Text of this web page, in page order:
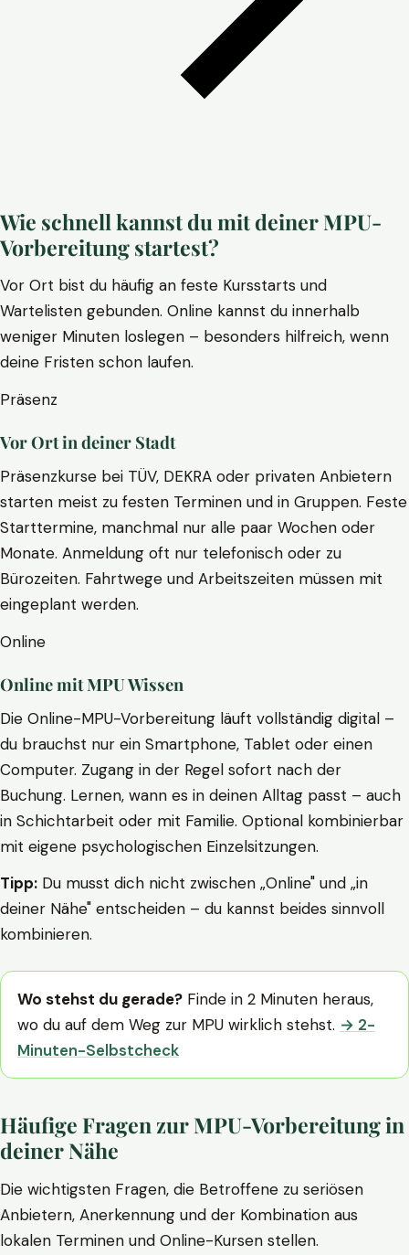
Wie schnell kannst du mit deiner MPU-
Vorbereitung startest?
Vor Ort bist du häufig an feste Kursstarts und
Wartelisten gebunden. Online kannst du innerhalb
weniger Minuten loslegen – besonders hilfreich, wenn
deine Fristen schon laufen.
Präsenz
Vor Ort in deiner Stadt
Präsenzkurse bei TÜV, DEKRA oder privaten Anbietern
starten meist zu festen Terminen und in Gruppen. Feste
Starttermine, manchmal nur alle paar Wochen oder
Monate. Anmeldung oft nur telefonisch oder zu
Bürozeiten. Fahrtwege und Arbeitszeiten müssen mit
eingeplant werden.
Online
Online mit MPU Wissen
Die Online-MPU-Vorbereitung läuft vollständig digital –
du brauchst nur ein Smartphone, Tablet oder einen
Computer. Zugang in der Regel sofort nach der
Buchung. Lernen, wann es in deinen Alltag passt – auch
in Schichtarbeit oder mit Familie. Optional kombinierbar
mit eigene psychologischen Einzelsitzungen.
Tipp: Du musst dich nicht zwischen „Online" und „in
deiner Nähe" entscheiden – du kannst beides sinnvoll
kombinieren.
Wo stehst du gerade? Finde in 2 Minuten heraus,
wo du auf dem Weg zur MPU wirklich stehst. → 2-
Minuten-Selbstcheck
Häufige Fragen zur MPU-Vorbereitung in
deiner Nähe
Die wichtigsten Fragen, die Betroffene zu seriösen
Anbietern, Anerkennung und der Kombination aus
lokalen Terminen und Online-Kursen stellen.